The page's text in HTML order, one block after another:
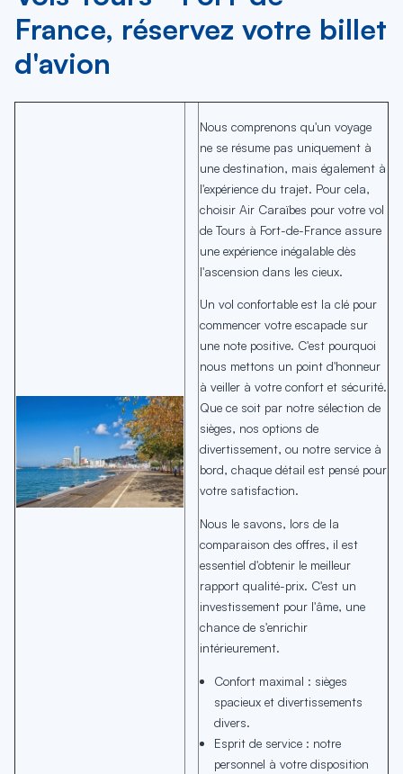
France, réservez votre billet
d'avion
Nous comprenons qu'un voyage
ne se résume pas uniquement à
une destination, mais également à
l'expérience du trajet. Pour cela,
choisir Air Caraïbes pour votre vol
de Tours à Fort-de-France assure
une expérience inégalable dès
l'ascension dans les cieux.
Un vol confortable est la clé pour
commencer votre escapade sur
une note positive. C'est pourquoi
nous mettons un point d'honneur
à veiller à votre confort et sécurité.
Que ce soit par notre sélection de
sièges, nos options de
divertissement, ou notre service à
bord, chaque détail est pensé pour
votre satisfaction.
Nous le savons, lors de la
comparaison des offres, il est
essentiel d'obtenir le meilleur
rapport qualité-prix. C'est un
investissement pour l'âme, une
chance de s'enrichir
intérieurement.
Confort maximal : sièges
spacieux et divertissements
divers.
Esprit de service : notre
personnel à votre disposition